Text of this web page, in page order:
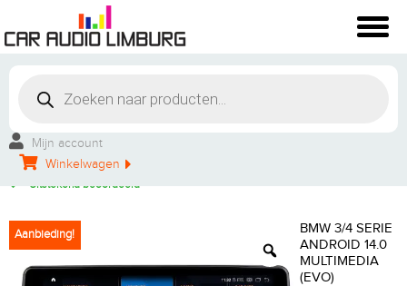
Mijn account
Winkelwagen
Persoonlijke service
Groot aanbod
Uitstekend beoordeeld
Aanbieding!
BMW 3/4 SERIE
ANDROID 14.0
MULTIMEDIA
(EVO)